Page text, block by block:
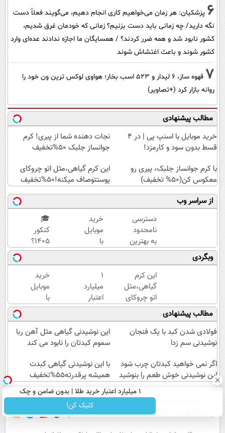
6 پزشکیان: هر زمان می‌خواهیم کاری انجام دهیم، می‌گویند فعلاً دست
نگه دارید/ چه زمانی باید دست بزنیم؟ زمانی که خودمان غرق شدیم،
کشور نابود شد و همه ضرر کردند؟ / همسایگان ما اجازه ندادند عده‌ای وارد
کشور شوند و باعث اغتشاش شوند
7
قهوه ساز، 6 لیدار و 523 اسب بخار؛ هواوی لوکس ترین ون خود را
روانه بازار کرد (+تصاویر)
مطالب پیشنهادی
خرید موبایل با اسنپ پی | در ۴
قسط بدون سود و کارمزد!
نجات دهنده شما از پیری! کرم
جوانساز جلبک 50%تخفیف
با کرم جوانساز جلبک، پیری رو
معکوس کن(50% تخفیف)
این کرم گیاهی،مثل اتو چروکای
پوستتوصاف میکنه!50%تخفیف
از سراسر وب
دسترسی
نامحدود
به بهترین
آموزش‌ها
تا روز
کنکور
خرید
موبایل
با
اسنپ
پی | در
۴
قسط
بدون
سود و
کارمزد!
🎓
کنکور
۱۴۰5؟
ماز
تابستون
و تو یک
هفتع
جمع
میکنه
🏆
وبگردی
این کرم
گیاهی،مثل
اتو چروکای
پوستتوصاف
میکنه!50%تخفیف
۱
میلیارد
اعتبار
خرید
طلا |
بدون
ضامن
خرید
موبایل
با
اسنپ
پی | در
۴
قسط
سود و
کارمزد!
مطالب پیشنهادی
فولادی شدن کبد با یک فنجان
نوشیدنی سم زدا
این نوشیدنی گیاهی مثل آهن ربا
سموم کبدتان را نابود می کند
اگر نمی خواهید کبدتان چرب شود
این نوشیدنی خوش طعم را بنوشید
با این نوشیدنی گیاهی کبدت
همیشه پرقدرته55%تخفیف
۱ میلیارد اعتبار خرید طلا | بدون ضامن و چک
کلیک کن!
عصر ایران۲ درباره عصرایران تماس با ما
آب و هوا اوقات شرعی سواد زندگی